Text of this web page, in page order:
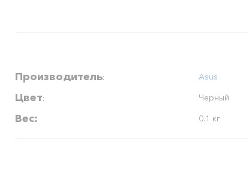
Производитель: Asus
Цвет: Черный
Вес: 0.1 кг